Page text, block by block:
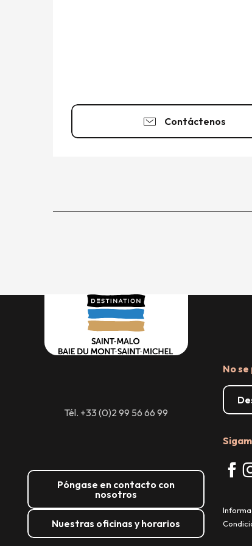
Contáctenos
Tél. +33 (0)2 99 56 66 99
Póngase en contacto con
nosotros
Nuestras oficinas y horarios
No